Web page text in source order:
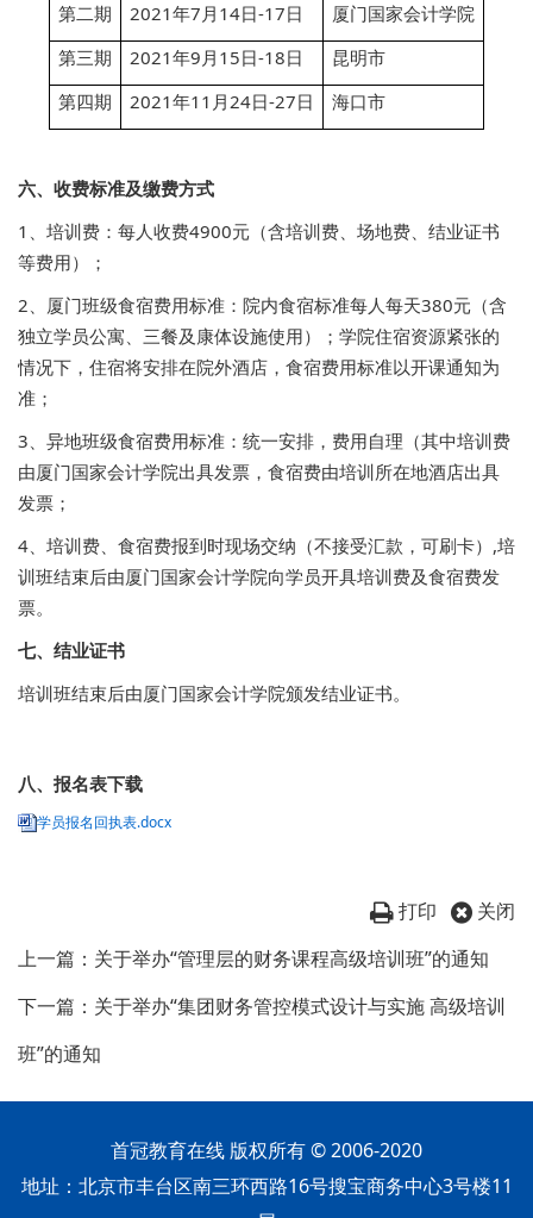
第二期
2021年7月14日-17日
厦门国家会计学院
第三期
2021年9月15日-18日
昆明市
第四期
2021年11月24日-27日 海口市
六、收费标准及缴费方式
1、培训费：每人收费4900元（含培训费、场地费、结业证书
等费用）；
2、厦门班级食宿费用标准：院内食宿标准每人每天380元（含
独立学员公寓、三餐及康体设施使用）；学院住宿资源紧张的
情况下，住宿将安排在院外酒店，食宿费用标准以开课通知为
准；
3、异地班级食宿费用标准：统一安排，费用自理（其中培训费
由厦门国家会计学院出具发票，食宿费由培训所在地酒店出具
发票；
4、培训费、食宿费报到时现场交纳（不接受汇款，可刷卡）,培
训班结束后由厦门国家会计学院向学员开具培训费及食宿费发
票。
七、结业证书
培训班结束后由厦门国家会计学院颁发结业证书。
八、报名表下载
学员报名回执表.docx
打印
关闭
上一篇：关于举办“管理层的财务课程高级培训班”的通知
下一篇：关于举办“集团财务管控模式设计与实施 高级培训
班”的通知
首冠教育在线 版权所有 © 2006-2020
地址：北京市丰台区南三环西路16号搜宝商务中心3号楼11